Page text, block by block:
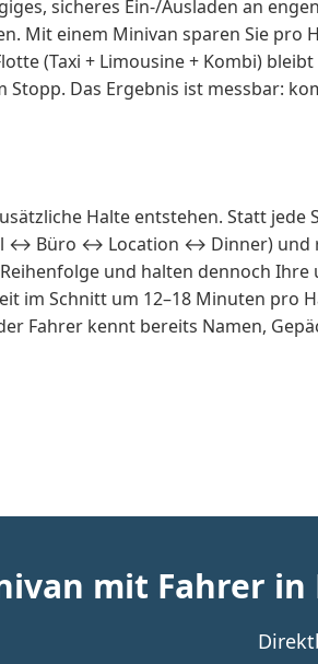
sicheres Ein-/Ausladen an
Mit einem Minivan sparen Sie pro
(Taxi + Limousine + Kombi)
Das Ergebnis ist messbar:
Halte entstehen. Statt jede
↔ Büro ↔ Location ↔ Dinner) und
und halten dennoch
im Schnitt um 12–18 Minuten pro
Fahrer kennt bereits Namen,
mit Fahrer in